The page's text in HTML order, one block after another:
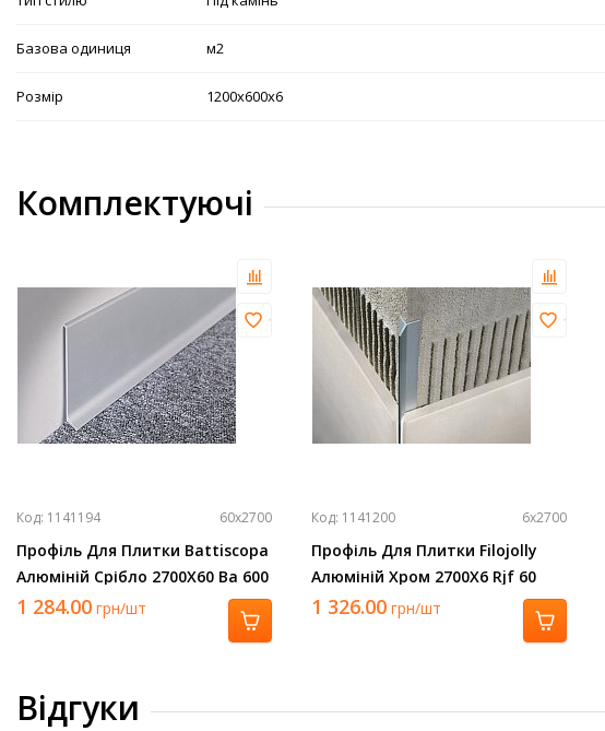
Базова одиниця м2
Розмір 1200х600х6
Комплектуючі
Код: 1141194 60х2700
Профіль Для Плитки Battiscopa
Алюміній Срібло 2700Х60 Ba 600
Asn
1 284.00 грн/шт
Код: 1141200 6х2700
Профіль Для Плитки Filojolly
Алюміній Хром 2700Х6 Rjf 60
Asb
1 326.00 грн/шт
Відгуки